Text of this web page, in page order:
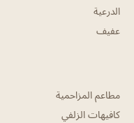
الدرعية
عفيف
مطاعم المزاحمية
كافيهات الزلفي